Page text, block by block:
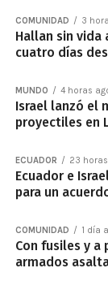
COMUNIDAD 3
Hallan sin vida
cuatro días
MUNDO 4 horas
Israel lanzó el
proyectiles en
ECUADOR 23
Ecuador e
para un
COMUNIDAD 1 día
Con fusiles y a
armados